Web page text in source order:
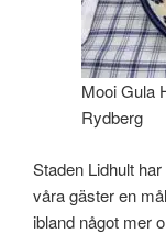
Mooi Gula
Rydberg
Staden Lidhult
våra gäster en
ibland något mer